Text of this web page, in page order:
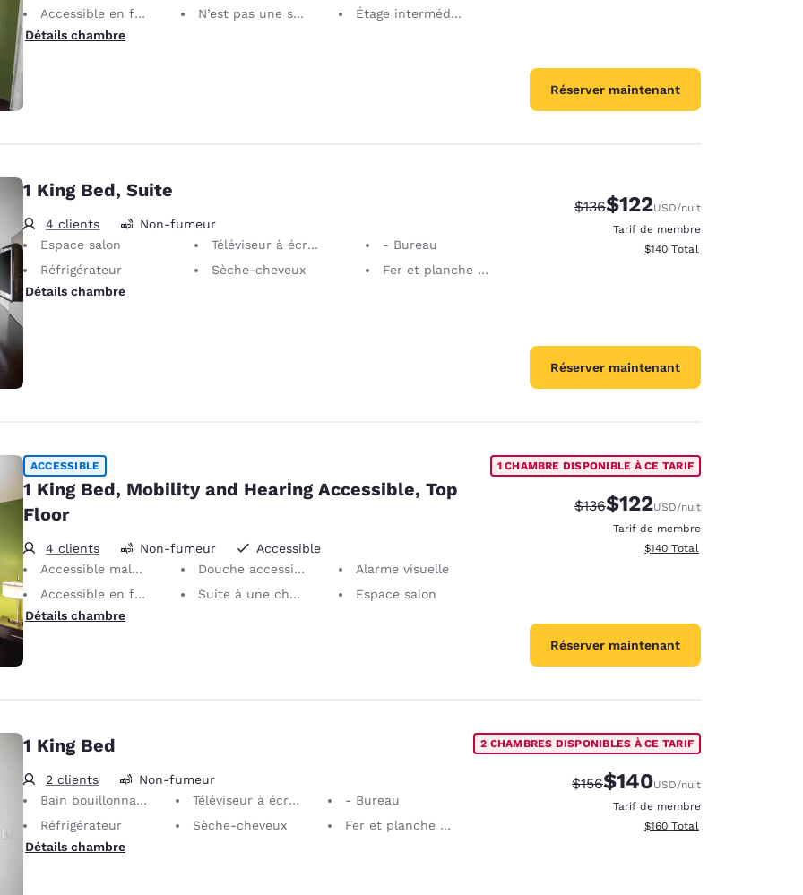
Accessible en fauteuil roulant
N’est pas une suite
Étage intermédiaire
Détails chambre
Réserver maintenant
1 King Bed, Suite
4 clients
Non-fumeur
Espace salon
Téléviseur à écran plat
- Bureau
Réfrigérateur
Sèche-cheveux
Fer et planche à repasser
Détails chambre
Tarif barré :
$136Tarif réduit :
$122USD/nuit
Tarif de membre
Afficher les détails totaux
$140 Total
Réserver maintenant
ACCESSIBLE
1 King Bed, Mobility and Hearing Accessible, Top
Floor
4 clients Non-fumeur
Accessible
Accessible malentendants et PMR
Douche accessible en fauteuil roulant
Alarme visuelle
Accessible en fauteuil roulant
Suite à une chambre
Espace salon
Détails chambre
1 CHAMBRE DISPONIBLE À CE TARIF
Tarif barré :
$136Tarif réduit :
$122USD/nuit
Tarif de membre
Afficher les détails totaux
$140 Total
Réserver maintenant
1 King Bed
2 clients
Non-fumeur
Bain bouillonnant 2 places
Téléviseur à écran plat
- Bureau
Réfrigérateur
Sèche-cheveux
Fer et planche à repasser
Détails chambre
2 CHAMBRES DISPONIBLES À CE TARIF
Tarif barré :
$156Tarif réduit :
$140USD/nuit
Tarif de membre
Afficher les détails totaux
$160 Total